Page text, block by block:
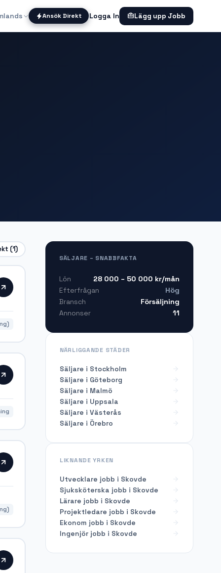
Ansök Direkt Logga In Lägg upp Jobb
(1)
SÄLJARE – SNABBFAKTA
Lön 28 000 – 50 000 kr/mån
Efterfrågan
Hög
Bransch
Försäljning
Annonser
11
NÄRLIGGANDE STÄDER
Säljare i Stockholm
Säljare i Göteborg
Säljare i Malmö
Säljare i Uppsala
Säljare i Västerås
Säljare i Örebro
LIKNANDE YRKEN
Utvecklare jobb i Skovde
Sjuksköterska jobb i Skovde
Lärare jobb i Skovde
Projektledare jobb i Skovde
Ekonom jobb i Skovde
Ingenjör jobb i Skovde